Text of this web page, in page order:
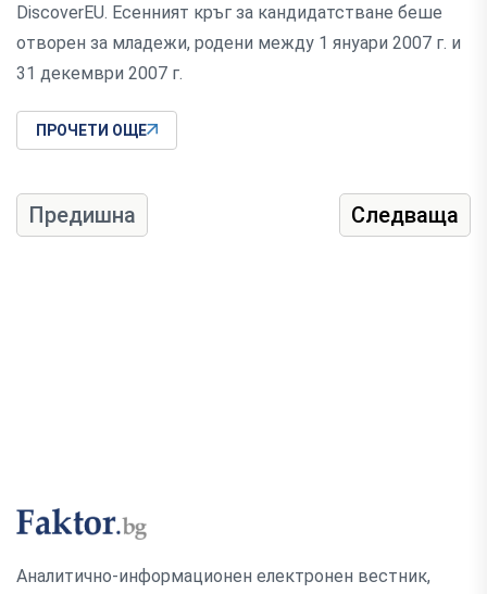
DiscoverEU. Есенният кръг за кандидатстване беше
отворен за младежи, родени между 1 януари 2007 г. и
31 декември 2007 г.
ПРОЧЕТИ ОЩЕ
Предишна Следваща
Аналитично-информационен електронен вестник,